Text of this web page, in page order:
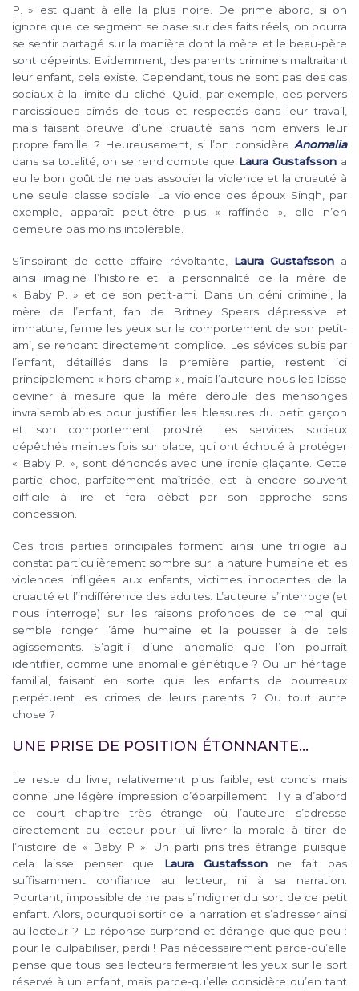
P. » est quant à elle la plus noire. De prime abord, si on
ignore que ce segment se base sur des faits réels, on pourra
se sentir partagé sur la manière dont la mère et le beau-père
sont dépeints. Evidemment, des parents criminels maltraitant
leur enfant, cela existe. Cependant, tous ne sont pas des cas
sociaux à la limite du cliché. Quid, par exemple, des pervers
narcissiques aimés de tous et respectés dans leur travail,
mais faisant preuve d’une cruauté sans nom envers leur
propre famille ? Heureusement, si l’on considère Anomalia
dans sa totalité, on se rend compte que Laura Gustafsson a
eu le bon goût de ne pas associer la violence et la cruauté à
une seule classe sociale. La violence des époux Singh, par
exemple, apparaît peut-être plus « raffinée », elle n’en
demeure pas moins intolérable.
S’inspirant de cette affaire révoltante, Laura Gustafssona
ainsi imaginé l’histoire et la personnalité de la mère de
« Baby P. » et de son petit-ami. Dans un déni criminel, la
mère de l’enfant, fan de Britney Spears dépressive et
immature, ferme les yeux sur le comportement de son petit-
ami, se rendant directement complice. Les sévices subis par
l’enfant, détaillés dans la première partie, restent ici
principalement « hors champ », mais l’auteure nous les laisse
deviner à mesure que la mère déroule des mensonges
invraisemblables pour justifier les blessures du petit garçon
et son comportement prostré. Les services sociaux
dépêchés maintes fois sur place, qui ont échoué à protéger
« Baby P. », sont dénoncés avec une ironie glaçante. Cette
partie choc, parfaitement maîtrisée, est là encore souvent
difficile à lire et fera débat par son approche sans
concession.
Ces trois parties principales forment ainsi une trilogie au
constat particulièrement sombre sur la nature humaine et les
violences infligées aux enfants, victimes innocentes de la
cruauté et l’indifférence des adultes. L’auteure s’interroge (et
nous interroge) sur les raisons profondes de ce mal qui
semble ronger l’âme humaine et la pousser à de tels
agissements. S’agit-il d’une anomalie que l’on pourrait
identifier, comme une anomalie génétique ? Ou un héritage
familial, faisant en sorte que les enfants de bourreaux
perpétuent les crimes de leurs parents ? Ou tout autre
chose ?
UNE PRISE DE POSITION ÉTONNANTE…
Le reste du livre, relativement plus faible, est concis mais
donne une légère impression d’éparpillement. Il y a d’abord
ce court chapitre très étrange où l’auteure s’adresse
directement au lecteur pour lui livrer la morale à tirer de
l’histoire de « Baby P ». Un parti pris très étrange puisque
cela laisse penser que Laura Gustafssonne fait pas
suffisamment confiance au lecteur, ni à sa narration.
Pourtant, impossible de ne pas s’indigner du sort de ce petit
enfant. Alors, pourquoi sortir de la narration et s’adresser ainsi
au lecteur ? La réponse surprend et dérange quelque peu :
pour le culpabiliser, pardi ! Pas nécessairement parce-qu’elle
pense que tous ses lecteurs fermeraient les yeux sur le sort
réservé à un enfant, mais parce-qu’elle considère qu’en tant